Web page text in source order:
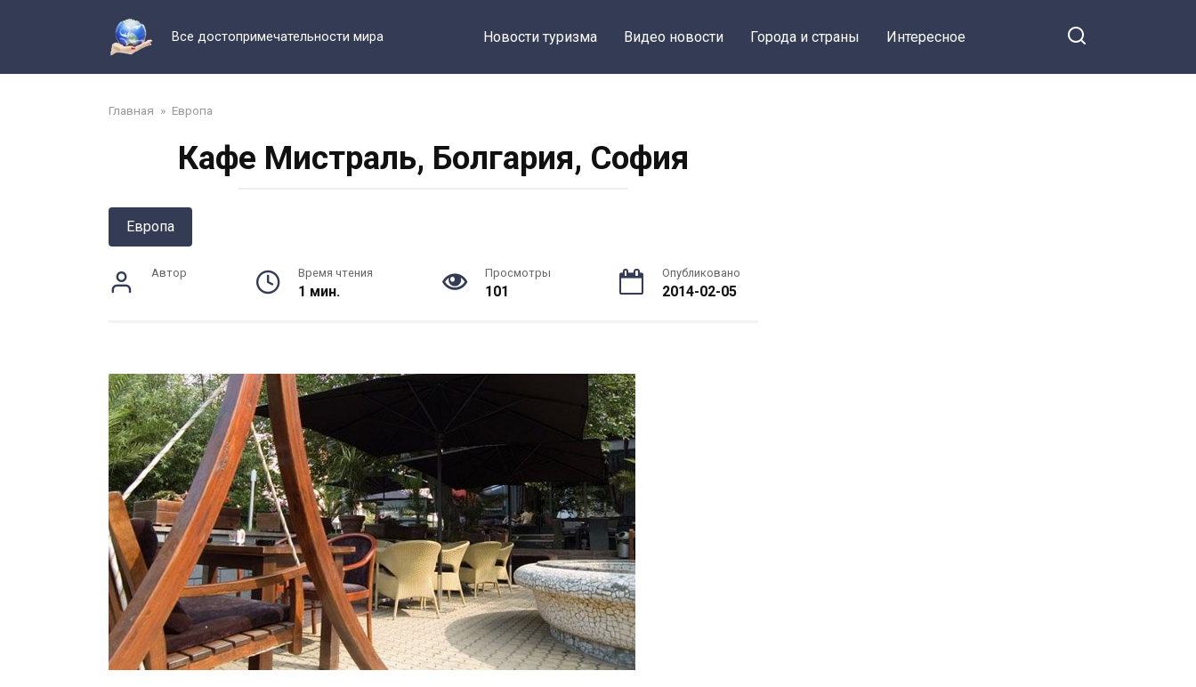
Все достопримечательности мира Новости туризма Видео новости Города и страны Интересное
Главная » Европа
Кафе Мистраль, Болгария, София
Европа
Автор Время чтения
1 мин.
Просмотры
101
Опубликовано
2014-02-05